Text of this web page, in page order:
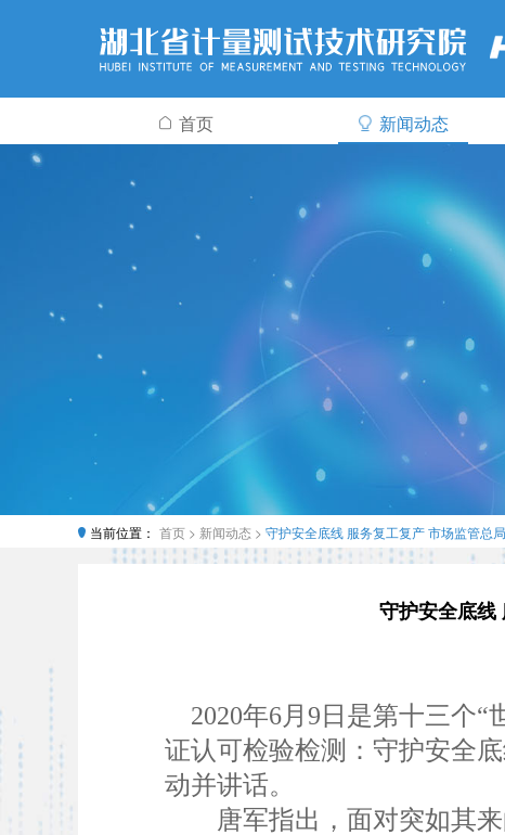
首页 新闻动态
当前位置： 首页 > 新闻动态 > 守护安全底线 服务复工复产 市场监管总
守护安全底线
2020年6月9日是第十三个“
证认可检验检测：守护安全
动并讲话。
唐军指出，面对突如其来